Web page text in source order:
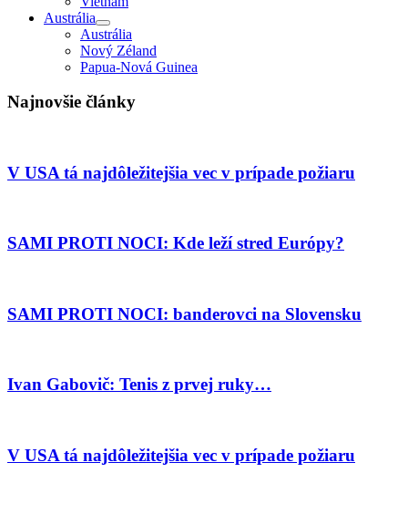
Austrália
Austrália
Nový Zéland
Papua-Nová Guinea
Najnovšie články
V USA tá najdôležitejšia vec v prípade požiaru
SAMI PROTI NOCI: Kde leží stred Európy?
SAMI PROTI NOCI: banderovci na Slovensku
Ivan Gabovič: Tenis z prvej ruky…
V USA tá najdôležitejšia vec v prípade požiaru